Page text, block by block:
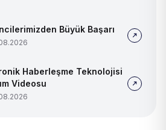
Büyük Başarı
Haberleşme Teknolojisi
Videosu